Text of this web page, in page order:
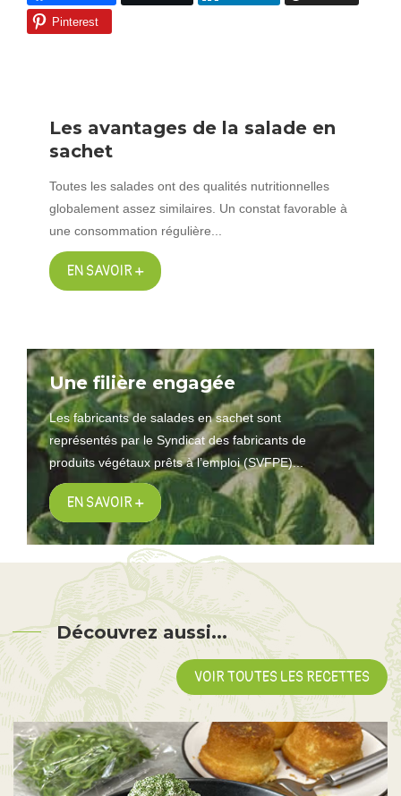
Pinterest
Les avantages de la salade en
sachet
Toutes les salades ont des qualités nutritionnelles
globalement assez similaires. Un constat favorable à
une consommation régulière...
EN SAVOIR +
Une filière engagée
Les fabricants de salades en sachet sont
représentés par le Syndicat des fabricants de
produits végétaux prêts à l’emploi (SVFPE)...
EN SAVOIR +
Découvrez aussi...
VOIR TOUTES LES RECETTES